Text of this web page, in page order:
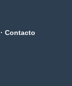
· Contacto